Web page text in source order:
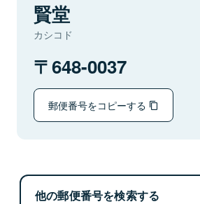
賢堂
カシコド
648-0037
郵便番号をコピーする
他の郵便番号を検索する